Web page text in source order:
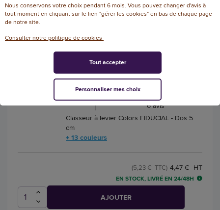
AJOUTER
Classeur à levier - Dos 5 cm - Violet -
Référence
: 11546125
6avis
Classeur à levier Colors FIDUCIAL - Dos 5
cm
+ 13 couleurs
4,47 € HT
(5,23 € TTC)
EN STOCK, LIVRÉ EN 24/48H
AJOUTER
Nous conservons votre choix pendant 6 mois. Vous pouvez changer d'avis à
tout moment en cliquant sur le lien "gérer les cookies" en bas de chaque page
de notre site.
Consulter notre politique de cookies
Personnaliser mes choix
Tout accepter